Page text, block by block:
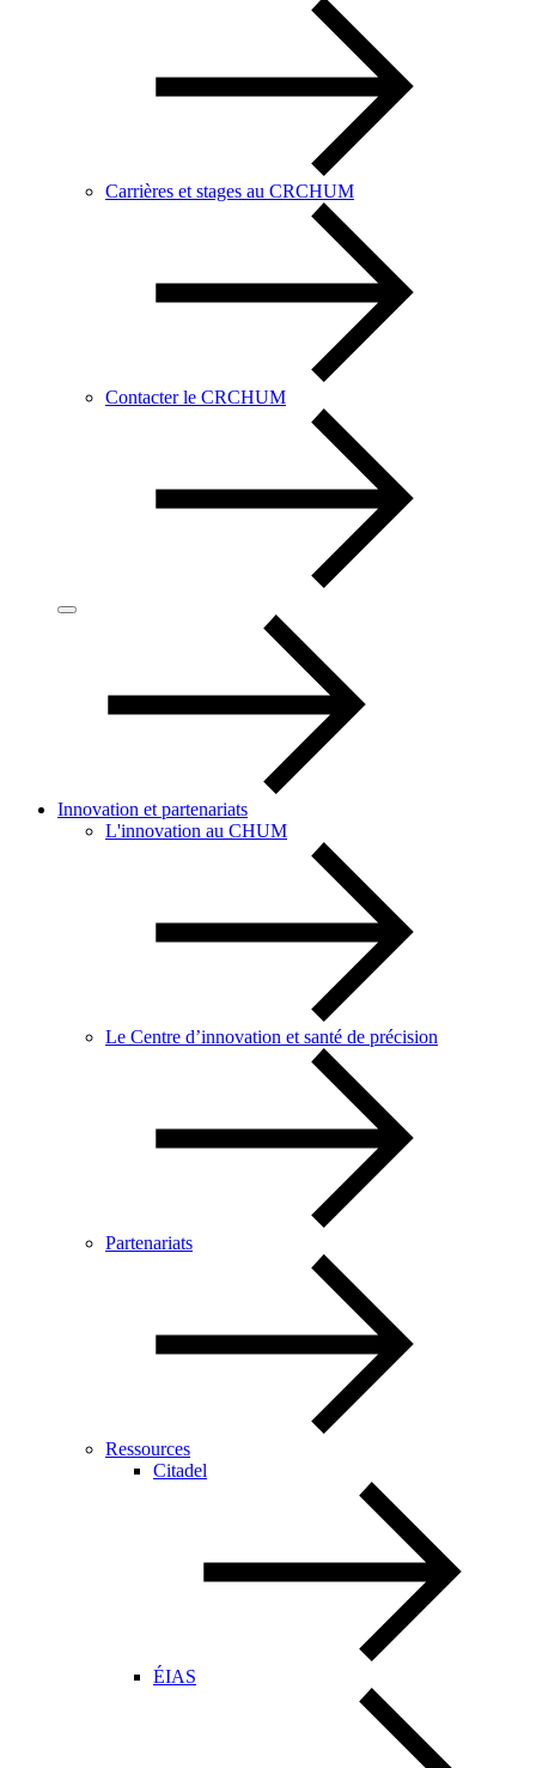
Carrières et stages au CRCHUM
Contacter le CRCHUM
Innovation et partenariats
L'innovation au CHUM
Le Centre d’innovation et santé de précision
Partenariats
Ressources
Citadel
ÉIAS